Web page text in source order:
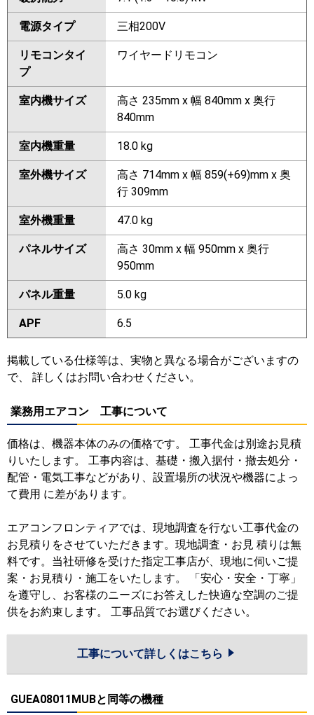
電源タイプ 三相200V
リモコンタイ
プ
ワイヤードリモコン
室内機サイズ
高さ 235mm x 幅 840mm x 奥行
840mm
室内機重量 18.0 kg
室外機サイズ
高さ 714mm x 幅 859(+69)mm x 奥
行 309mm
室外機重量 47.0 kg
パネルサイズ
高さ 30mm x 幅 950mm x 奥行
950mm
パネル重量 5.0 kg
APF 6.5
掲載している仕様等は、実物と異なる場合がございますの
で、 詳しくはお問い合わせください。
業務用エアコン 工事について
価格は、機器本体のみの価格です。 工事代金は別途お見積
りいたします。 工事内容は、基礎・搬入据付・撤去処分・
配管・電気工事などがあり、設置場所の状況や機器によっ
て費用 に差があります。
エアコンフロンティアでは、現地調査を行ない工事代金の
お見積りをさせていただきます。現地調査・お見 積りは無
料です。当社研修を受けた指定工事店が、現地に伺いご提
案・お見積り・施工をいたします。 「安心・安全・丁寧」
を遵守し、お客様のニーズにお答えした快適な空調のご提
供をお約束します。 工事品質でお選びください。
工事について詳しくはこちら
GUEA08011MUBと同等の機種